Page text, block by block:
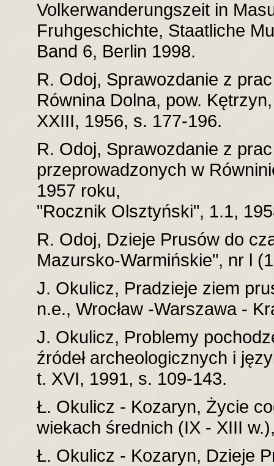
Volkerwanderungszeit in
Fruhgeschichte, Staatliche
Band 6, Berlin 1998.
R. Odoj, Sprawozdanie z
Równina Dolna, pow.
XXIII, 1956, s. 177-196.
R. Odoj, Sprawozdanie z
przeprowadzonych w
1957 roku,
"Rocznik Olsztyński", 1.1,
R. Odoj, Dzieje Prusów do
Mazursko-Warmińskie", nr l
J. Okulicz, Pradzieje ziem
n.e., Wrocław -Warszawa -
J. Okulicz, Problemy
źródeł archeologicznych i
t. XVI, 1991, s. 109-143.
Ł. Okulicz - Kozaryn, Życie
wiekach średnich (IX - XIII
Ł. Okulicz - Kozaryn, Dzieje